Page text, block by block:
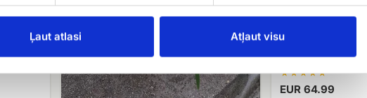
Ļaut atlasi Atļaut visu
Коробка пионов
EUR 64.99